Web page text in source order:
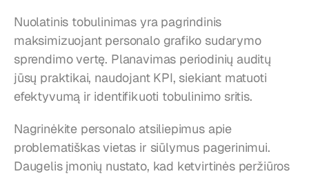
Nuolatinis tobulinimas yra pagrindinis
maksimizuojant personalo grafiko sudarymo
sprendimo vertę. Planavimas periodinių auditų
jūsų praktikai, naudojant KPI, siekiant matuoti
efektyvumą ir identifikuoti tobulinimo sritis.
Nagrinėkite personalo atsiliepimus apie
problematiškas vietas ir siūlymus pagerinimui.
Daugelis įmonių nustato, kad ketvirtinės peržiūros